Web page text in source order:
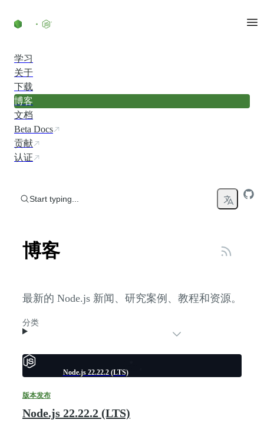
学习
关于
下载
博客
文档
Beta Docs
贡献
认证
Start typing...
博客
最新的 Node.js 新闻、研究案例、教程和资源。
分类
Node.js 22.22.2 (LTS)
版本发布
Node.js 22.22.2 (LTS)